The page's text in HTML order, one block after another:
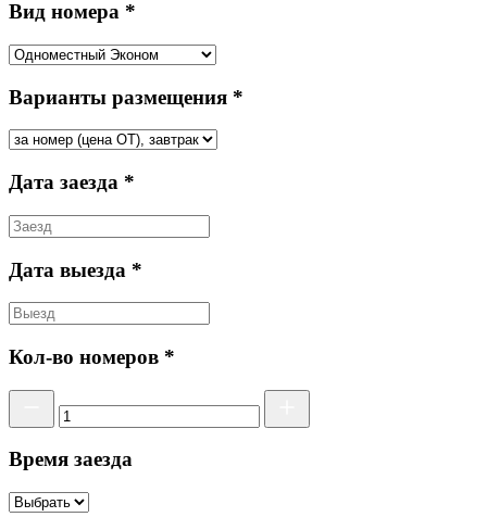
Вид номера *
Варианты размещения *
Дата заезда *
Дата выезда *
Кол-во номеров *
Время заезда